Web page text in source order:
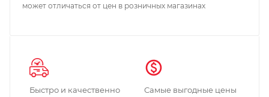
может отличаться от цен в розничных магазинах
Быстро и качественно
Самые выгодные цены